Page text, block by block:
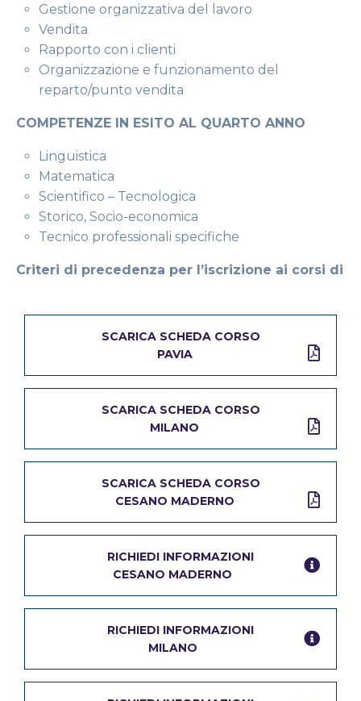
Gestione organizzativa del lavoro
Vendita
Rapporto con i clienti
Organizzazione e funzionamento del
reparto/punto vendita
COMPETENZE IN ESITO AL QUARTO ANNO
Linguistica
Matematica
Scientifico – Tecnologica
Storico, Socio-economica
Tecnico professionali specifiche
Criteri di precedenza per l’iscrizione ai corsi di
SCARICA IL PDFSCARICA SCHEDA CORSO
PAVIA
SCARICA SCHEDA CORSO
MILANO
SCARICA SCHEDA CORSO
CESANO MADERNO
RICHIEDI INFORMAZIONI
CESANO MADERNO
RICHIEDI INFORMAZIONI
MILANO